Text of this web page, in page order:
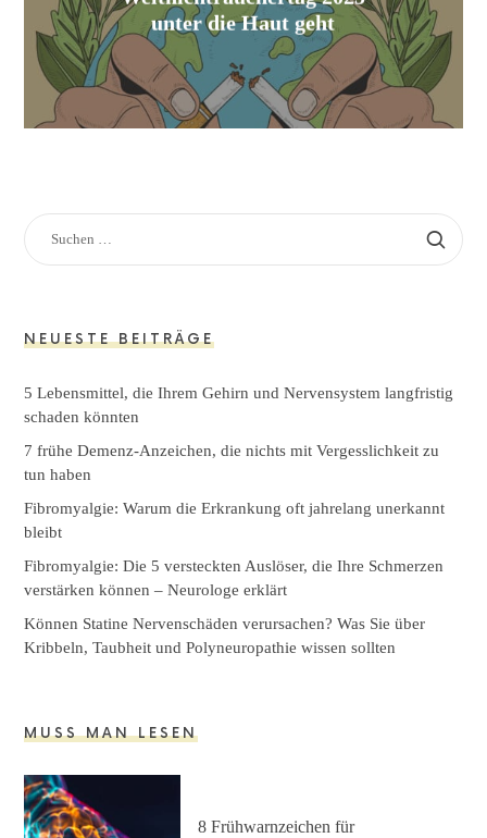
unter die Haut geht
NEUESTE BEITRÄGE
5 Lebensmittel, die Ihrem Gehirn und Nervensystem langfristig
schaden könnten
7 frühe Demenz-Anzeichen, die nichts mit Vergesslichkeit zu
tun haben
Fibromyalgie: Warum die Erkrankung oft jahrelang unerkannt
bleibt
Fibromyalgie: Die 5 versteckten Auslöser, die Ihre Schmerzen
verstärken können – Neurologe erklärt
Können Statine Nervenschäden verursachen? Was Sie über
Kribbeln, Taubheit und Polyneuropathie wissen sollten
MUSS MAN LESEN
8 Frühwarnzeichen für